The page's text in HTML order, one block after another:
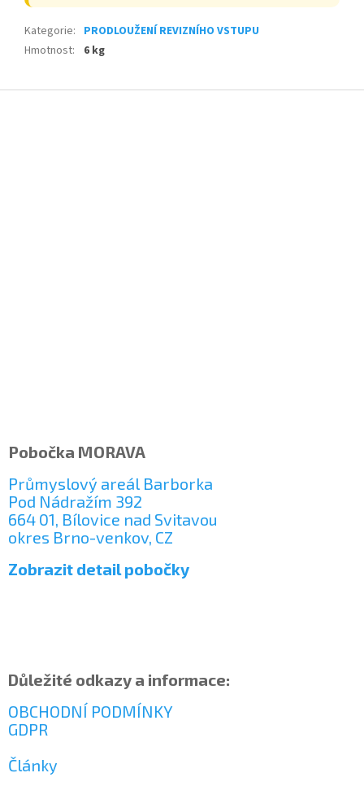
Kategorie: PRODLOUŽENÍ REVIZNÍHO VSTUPU
Hmotnost: 6 kg
Pobočka MORAVA
Průmyslový areál Barborka
Pod Nádražím 392
664 01, Bílovice nad Svitavou
okres Brno-venkov, CZ
Zobrazit detail pobočky
Důležité odkazy a informace:
OBCHODNÍ PODMÍNKY
GDPR
Články